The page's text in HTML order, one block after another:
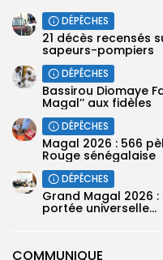
COMMUNIQUE
DÉPÊCHES
21 décès recensés
sapeurs-pompiers
DÉPÊCHES
Bassirou Diomaye
Magal’’ aux fidèles
DÉPÊCHES
Magal 2026 : 566
Rouge sénégalaise
DÉPÊCHES
Grand Magal 2026
portée universelle...